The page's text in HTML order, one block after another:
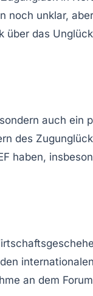
noch unklar,
das
auch
des
haben,
an dem